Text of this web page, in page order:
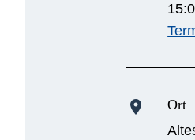
location_on
Ort